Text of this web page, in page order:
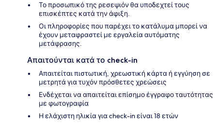
Το προσωπικό της ρεσεψιόν θα υποδεχτεί τους
επισκέπτες κατά την άφιξη.
Οι πληροφορίες που παρέχει το κατάλυμα μπορεί να
έχουν μεταφραστεί με εργαλεία αυτόματης
μετάφρασης.
Απαιτούνται κατά το check-in
Απαιτείται πιστωτική, χρεωστική κάρτα ή εγγύηση σε
μετρητά για τυχόν πρόσθετες χρεώσεις
Ενδέχεται να απαιτείται επίσημο έγγραφο ταυτότητας
με φωτογραφία
Η ελάχιστη ηλικία για check-in είναι 18 ετών